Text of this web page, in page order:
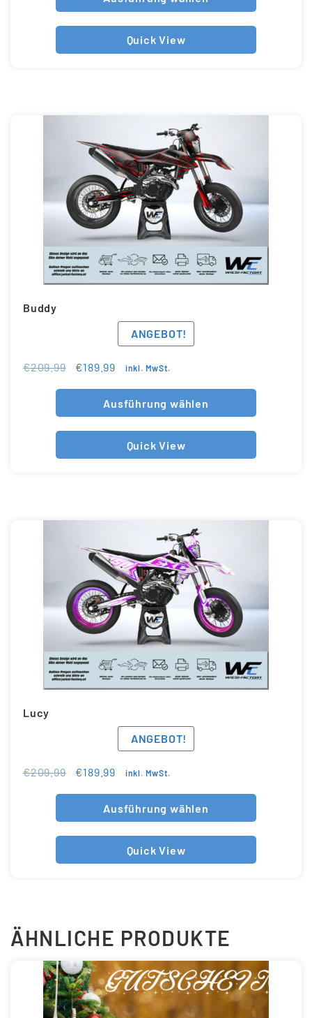
Quick View
Buddy
ANGEBOT!
€209.99 €189.99 inkl. MwSt.
Ausführung wählen
Quick View
Lucy
ANGEBOT!
€209.99 €189.99 inkl. MwSt.
Ausführung wählen
Quick View
ÄHNLICHE PRODUKTE